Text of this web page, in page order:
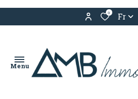
0 Fr
Menu